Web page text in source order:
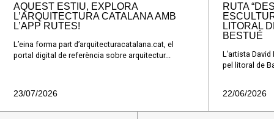
AQUEST ESTIU, EXPLORA
L’ARQUITECTURA CATALANA AMB
L’APP RUTES!
L’eina forma part d’arquitecturacatalana.cat, el
portal digital de referència sobre arquitectur...
23/07/2026
RUTA
LITORAL
BESTUÉ
L’artista
pel litoral de
22/06/2026